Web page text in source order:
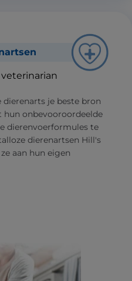
veterinarian
je beste bron
onbevooroordeelde
dierenvoerformules te
dierenartsen Hill's
aan hun eigen